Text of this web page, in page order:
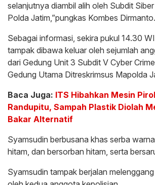
selanjutnya diambil alih oleh Subdit
Polda Jatim,”pungkas Kombes
Sebagai informasi, sekira pukul 14.30
tampak dibawa keluar oleh sejumlah
dari Gedung Unit 3 Subdit V Cyber
Gedung Utama Ditreskrimsus Mapolda
Baca Juga: ITS Hibahkan Mesin
Randupitu, Sampah Plastik Diolah
Bakar Alternatif
Syamsudin berbusana khas serba
hitam, dan bersorban hitam, serta
Syamsudin tampak berjalan